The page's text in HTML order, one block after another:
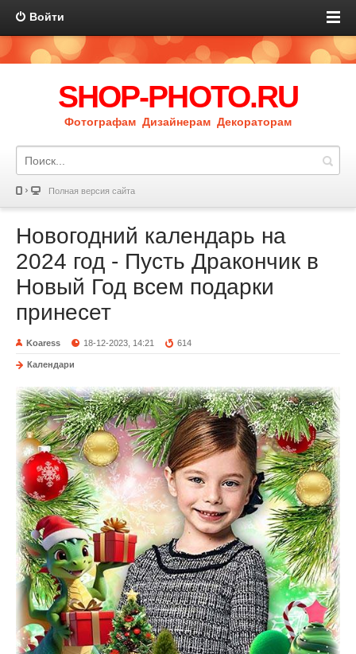
Войти
SHOP-PHOTO.RU
Фотографам Дизайнерам Декораторам
Полная версия сайта
Новогодний календарь на
2024 год - Пусть Дракончик в
Новый Год всем подарки
принесет
Koaress 18-12-2023, 14:21 614
Календари